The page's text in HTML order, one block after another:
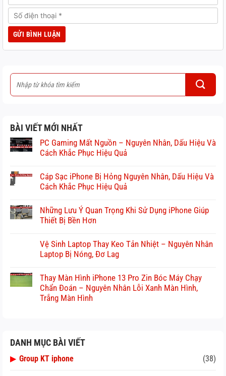
BÀI VIẾT MỚI NHẤT
PC Gaming Mất Nguồn – Nguyên Nhân, Dấu Hiệu Và
Cách Khắc Phục Hiệu Quả
Cáp Sạc iPhone Bị Hỏng Nguyên Nhân, Dấu Hiệu Và
Cách Khắc Phục Hiệu Quả
Những Lưu Ý Quan Trọng Khi Sử Dụng iPhone Giúp
Thiết Bị Bền Hơn
Vệ Sinh Laptop Thay Keo Tản Nhiệt – Nguyên Nhân
Laptop Bị Nóng, Đơ Lag
Thay Màn Hình iPhone 13 Pro Zin Bóc Máy Chạy
Chẩn Đoán – Nguyên Nhân Lỗi Xanh Màn Hình,
Trắng Màn Hình
DANH MỤC BÀI VIẾT
▶ Group KT iphone (38)